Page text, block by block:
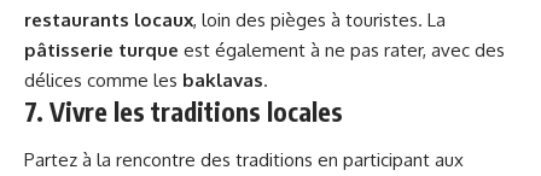
restaurants locaux, loin des pièges à touristes. La
pâtisserie turque est également à ne pas rater, avec des
délices comme les baklavas.
7. Vivre les traditions locales
Partez à la rencontre des traditions en participant aux